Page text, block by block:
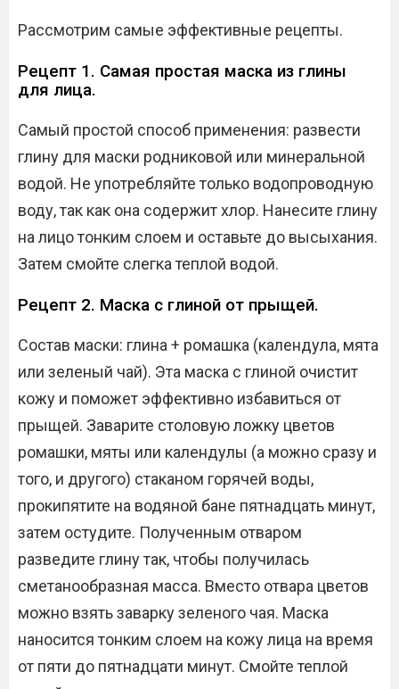
Рассмотрим самые эффективные рецепты.
Рецепт 1. Самая простая маска из глины
для лица.
Самый простой способ применения: развести
глину для маски родниковой или минеральной
водой. Не употребляйте только водопроводную
воду, так как она содержит хлор. Нанесите глину
на лицо тонким слоем и оставьте до высыхания.
Затем смойте слегка теплой водой.
Рецепт 2. Маска с глиной от прыщей.
Состав маски: глина + ромашка (календула, мята
или зеленый чай). Эта маска с глиной очистит
кожу и поможет эффективно избавиться от
прыщей. Заварите столовую ложку цветов
ромашки, мяты или календулы (а можно сразу и
того, и другого) стаканом горячей воды,
прокипятите на водяной бане пятнадцать минут,
затем остудите. Полученным отваром
разведите глину так, чтобы получилась
сметанообразная масса. Вместо отвара цветов
можно взять заварку зеленого чая. Маска
наносится тонким слоем на кожу лица на время
от пяти до пятнадцати минут. Смойте теплой